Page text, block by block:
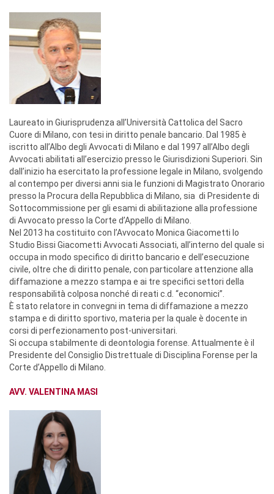
Laureato in Giurisprudenza all’Università Cattolica del Sacro
Cuore di Milano, con tesi in diritto penale bancario. Dal 1985 è
iscritto all’Albo degli Avvocati di Milano e dal 1997 all’Albo degli
Avvocati abilitati all’esercizio presso le Giurisdizioni Superiori. Sin
dall’inizio ha esercitato la professione legale in Milano, svolgendo
al contempo per diversi anni sia le funzioni di Magistrato Onorario
presso la Procura della Repubblica di Milano, sia di Presidente di
Sottocommissione per gli esami di abilitazione alla professione
di Avvocato presso la Corte d’Appello di Milano.
Nel 2013 ha costituito con l’Avvocato Monica Giacometti lo
Studio Bissi Giacometti Avvocati Associati, all’interno del quale si
occupa in modo specifico di diritto bancario e dell’esecuzione
civile, oltre che di diritto penale, con particolare attenzione alla
diffamazione a mezzo stampa e ai tre specifici settori della
responsabilità colposa nonché di reati c.d. “economici”.
È stato relatore in convegni in tema di diffamazione a mezzo
stampa e di diritto sportivo, materia per la quale è docente in
corsi di perfezionamento post-universitari.
Si occupa stabilmente di deontologia forense. Attualmente è il
Presidente del Consiglio Distrettuale di Disciplina Forense per la
Corte d’Appello di Milano.
AVV. VALENTINA MASI